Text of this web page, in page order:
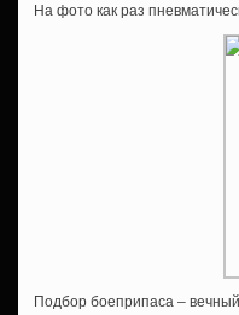
На фото как раз
Подбор боеприпаса –